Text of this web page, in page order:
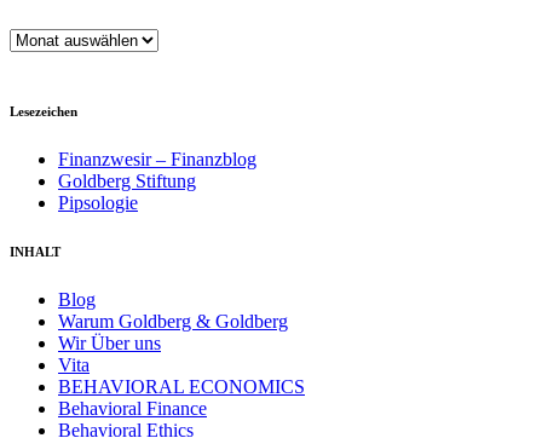
ARCHIV
Lesezeichen
Finanzwesir – Finanzblog
Goldberg Stiftung
Pipsologie
INHALT
Blog
Warum Goldberg & Goldberg
Wir Über uns
Vita
BEHAVIORAL ECONOMICS
Behavioral Finance
Behavioral Ethics